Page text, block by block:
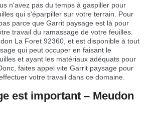
n'avez pas du temps à gaspiller pour
qui s'éparpiller sur votre terrain. Pour
parce que Garrit paysage est là pour
travail du ramassage de votre feuilles.
La Foret 92360, et est disponible à tout
qui peut occuper en faisant le
et ayant les matériaux adéquats pour
faites appel vite Garrit paysage pour
votre travail dans ce domaine.
est important – Meudon